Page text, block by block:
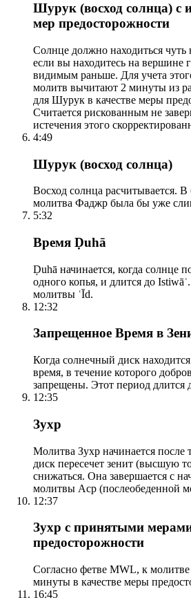
Шурук (восход солнца) с
мер предосторожности
Солнце должно находиться чуть
если вы находитесь на вершине
видимым раньше. Для учета
молитв вычитают 2 минуты из
для Шурук в качестве меры
Считается рискованным не
истечения этого
4:49
Шурук (восход солнца)
Восход солнца расчитывается. В
молитва Фаджр была бы уже
5:32
Время Ḍuhā
Ḍuhā начинается, когда солнце
одного копья, и длится до
молитвы ʿĪd.
12:32
Запрещенное Время в
Когда солнечный диск
время, в течение которого
запрещены. Этот период длится
12:35
Зухр
Молитва Зухр начинается после
диск пересечет зенит (высшую
снижаться. Она завершается с
молитвы Аср (послеобеденной
12:37
Зухр с принятыми
предосторожности
Согласно фетве MWL, к молитве
минуты в качестве меры
16:45